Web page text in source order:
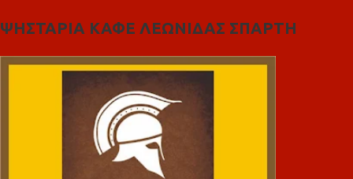
ΨΗΣΤΑΡΙΑ ΚΑΦΕ ΛΕΩΝΙΔΑΣ ΣΠΑΡΤΗ